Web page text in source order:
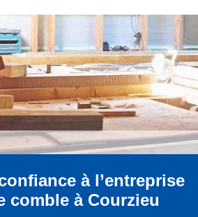
à l’entreprise
comble à Courzieu